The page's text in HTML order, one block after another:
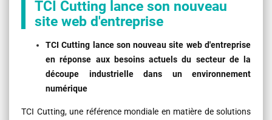
TCI Cutting lance son nouveau
site web d'entreprise
TCI Cutting lance son nouveau site web d'entreprise
en réponse aux besoins actuels du secteur de la
découpe industrielle dans un environnement
numérique
TCI Cutting, une référence mondiale en matière de solutions